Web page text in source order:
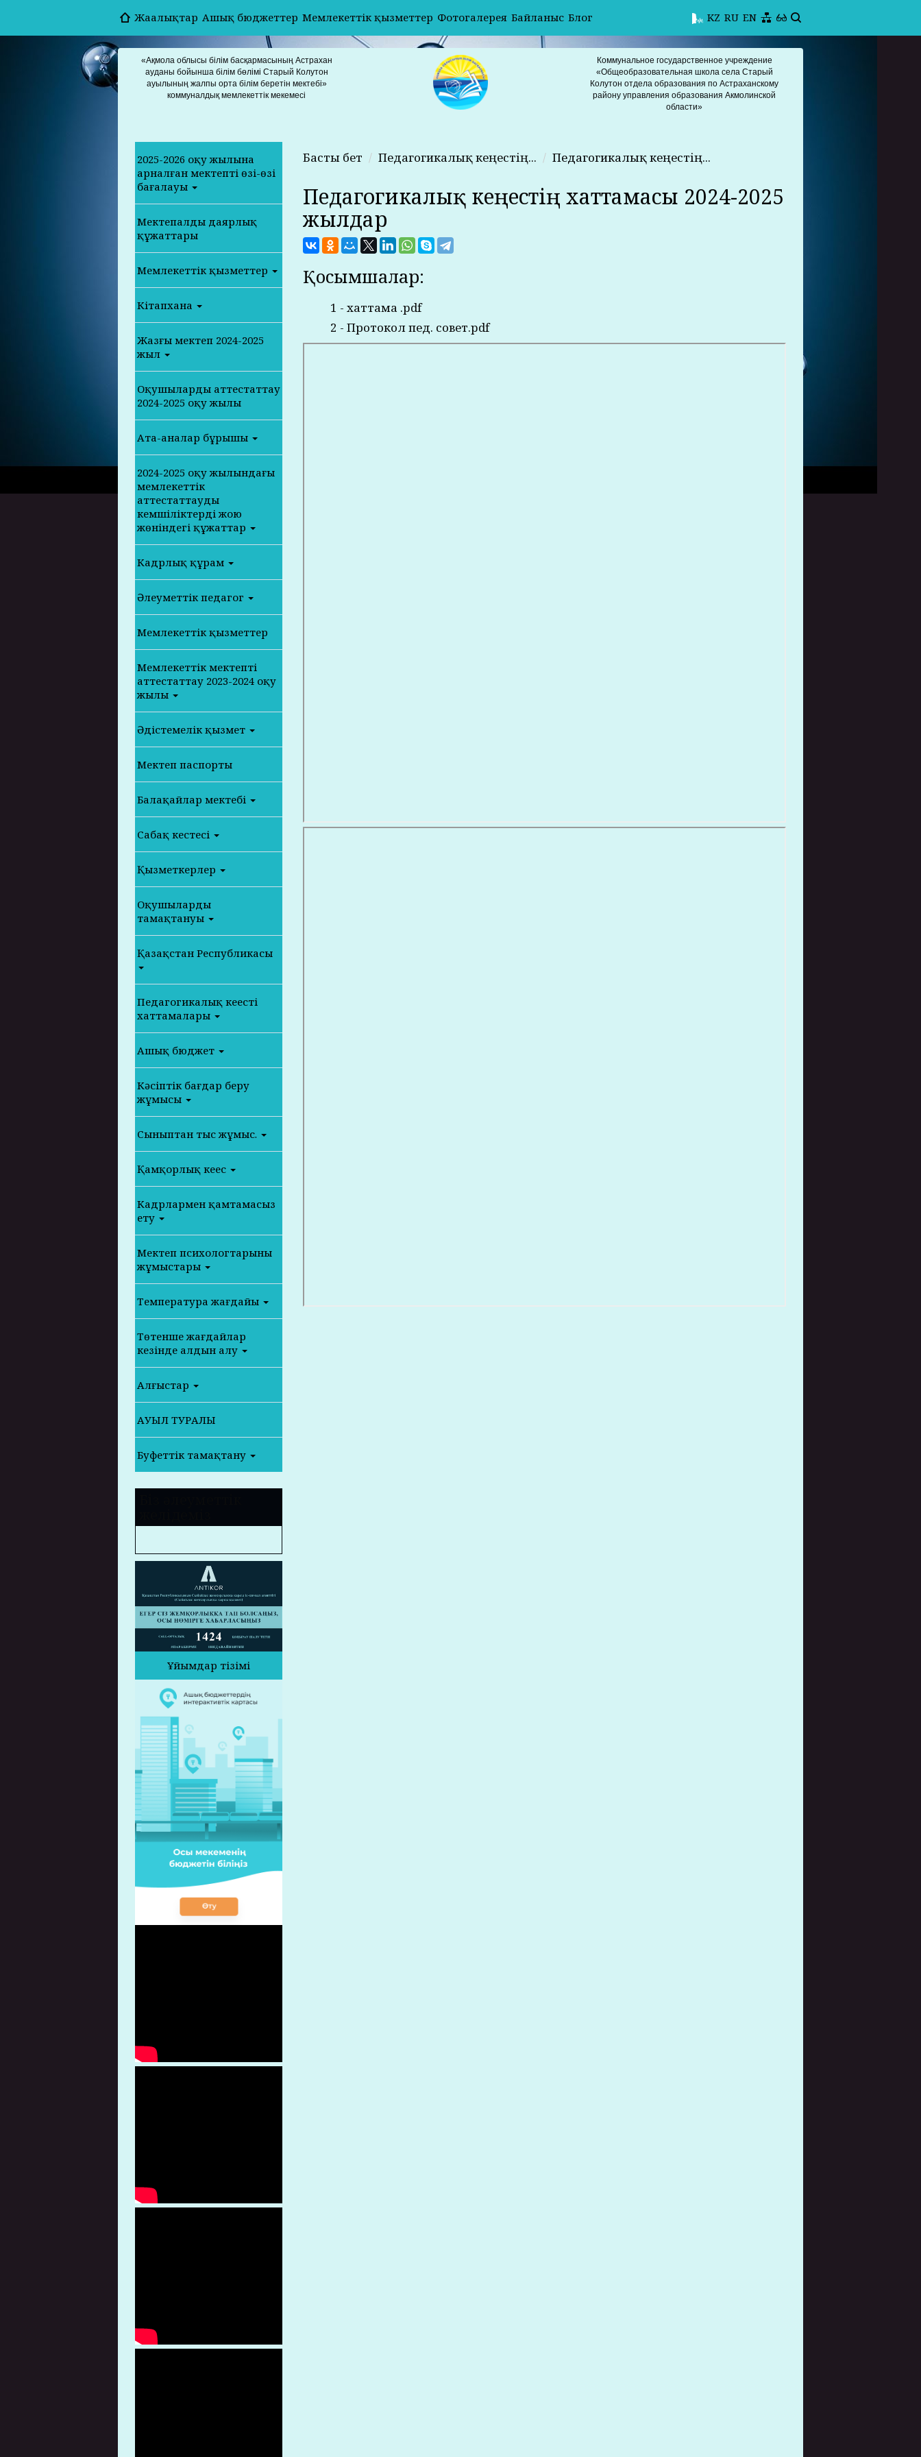
Жаңалықтар Ашық бюджеттер Мемлекеттік қызметтер Фотогалерея Байланыс Блог EN
RU
KZ
«Ақмола облысы білім басқармасының Астрахан
ауданы бойынша білім бөлімі Старый Колутон
ауылының жалпы орта білім беретін мектебі»
коммуналдық мемлекеттік мекемесі
Коммунальное государственное учреждение
«Общеобразовательная школа села Старый
Колутон отдела образования по Астраханскому
району управления образования Акмолинской
области»
2025-2026 оқу жылына
арналған мектептің өзің-өзі
бағалауы
Мектепалды даярлық
құжаттары
Мемлекеттік қызметтер
Кітапхана
Жазғы мектеп 2024-2025
жыл
Оқушыларды аттестаттау
2024-2025 оқу жылы
Ата-аналар бұрышы
2024-2025 оқу жылындағы
мемлекеттік
аттестаттаудың
кемшіліктерді жою
жөніндегі құжаттар
Кадрлық құрам
Әлеуметтік педагог
Мемлекеттік қызметтер
Мемлекеттік мектепті
аттестаттау 2023-2024 оқу
жылы
Әдістемелік қызмет
Мектеп паспорты
Балақайлар мектебі
Сабақ кестесі
Қызметкерлер
Оқушылардың
тамақтануы
Қазақстан Республикасы
Педагогикалық кеңестің
хаттамалары
Ашық бюджет
Кәсіптік бағдар беру
жұмысы
Сыныптан тыс жұмыс.
Қамқорлық кеңес
Кадрлармен қамтамасыз
ету
Мектеп психологтарының
жұмыстары
Температура жағдайы
Төтенше жағдайлар
кезінде алдын алу
Алғыстар
АУЫЛ ТУРАЛЫ
Буфеттік тамақтану
Ұйымдар тізімі
Басты бет Педагогикалық кеңестің... Педагогикалық кеңестің...
Педагогикалық кеңестің хаттамасы 2024-2025
жылдар
Қосымшалар:
1 - хаттама .pdf
2 - Протокол пед. совет.pdf